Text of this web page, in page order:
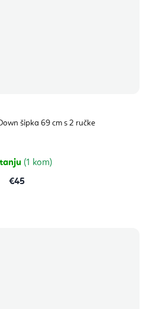
šipka 69 cm s 2 ručke
(1 kom)
€45